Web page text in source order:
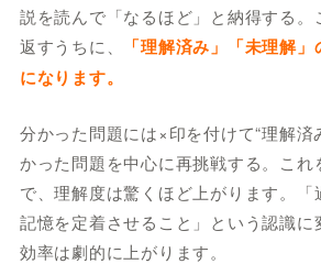
説を読んで「なるほど」と納得する。
返すうちに、
「理解済み」「未理解
になります。
分かった問題には×印を付けて“理解済
かった問題を中心に再挑戦する。これ
で、理解度は驚くほど上がります。「
記憶を定着させること」という認識に
効率は劇的に上がります。